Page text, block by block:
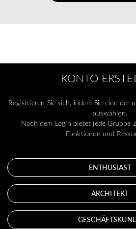
KONTO
Registrieren Sie sich, indem Sie eine der
auswählen.
Nach dem Login bietet jede Gruppe
Funktionen und
ENTHUSIAST
ARCHITEKT